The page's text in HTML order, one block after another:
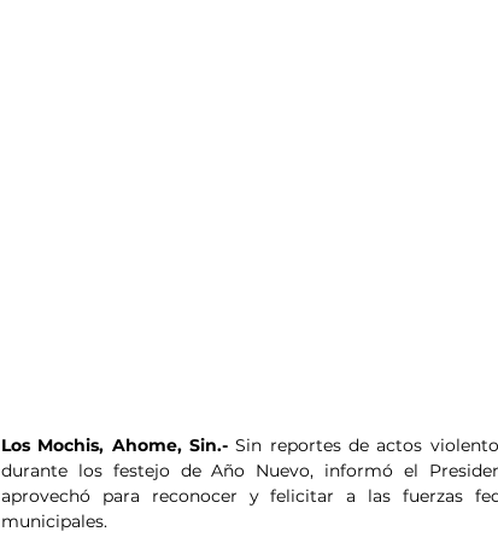
Los Mochis, Ahome, Sin.- Sin reportes de actos
durante los festejo de Año Nuevo, informó el
aprovechó para reconocer y felicitar a las fuerzas
municipales.